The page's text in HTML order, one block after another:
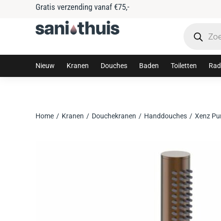
Gratis verzending vanaf €75,-
Nieuw Kranen Douches Baden Toiletten
Je bent hier:
Home Kranen Douchekranen Handdouches Xenz